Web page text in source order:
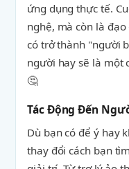
ứng dụng thực tế.
nghệ, mà còn là
có trở thành "người
người hay sẽ là một
🤔
Tác Động Đến
Dù bạn có để ý hay
thay đổi cách bạn